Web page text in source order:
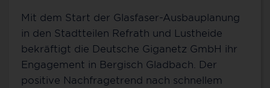
Mit dem Start der Glasfaser-Ausbauplanung
in den Stadtteilen Refrath und Lustheide
bekräftigt die Deutsche Giganetz GmbH ihr
Engagement in Bergisch Gladbach. Der
positive Nachfragetrend nach schnellem